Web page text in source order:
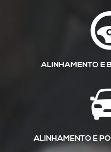
ALINHAMENTO E
ALINHAMENTO E